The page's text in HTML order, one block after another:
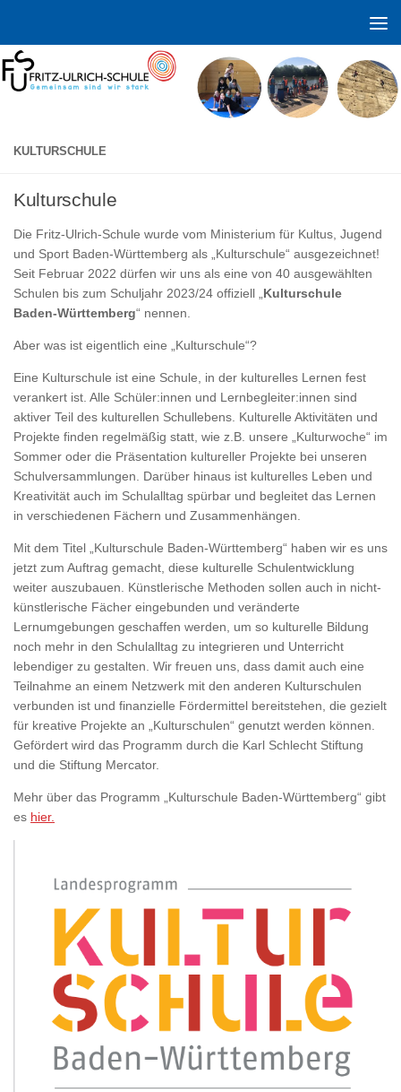
KULTURSCHULE
Kulturschule
Die Fritz-Ulrich-Schule wurde vom Ministerium für Kultus, Jugend
und Sport Baden-Württemberg als „Kulturschule“ ausgezeichnet!
Seit Februar 2022 dürfen wir uns als eine von 40 ausgewählten
Schulen bis zum Schuljahr 2023/24 offiziell „ Kulturschule
Baden-Württemberg“ nennen.
Aber was ist eigentlich eine „Kulturschule“?
Eine Kulturschule ist eine Schule, in der kulturelles Lernen fest
verankert ist. Alle Schüler:innen und Lernbegleiter:innen sind
aktiver Teil des kulturellen Schullebens. Kulturelle Aktivitäten und
Projekte finden regelmäßig statt, wie z.B. unsere „Kulturwoche“ im
Sommer oder die Präsentation kultureller Projekte bei unseren
Schulversammlungen. Darüber hinaus ist kulturelles Leben und
Kreativität auch im Schulalltag spürbar und begleitet das Lernen
in verschiedenen Fächern und Zusammenhängen.
Mit dem Titel „Kulturschule Baden-Württemberg“ haben wir es uns
jetzt zum Auftrag gemacht, diese kulturelle Schulentwicklung
weiter auszubauen. Künstlerische Methoden sollen auch in nicht-
künstlerische Fächer eingebunden und veränderte
Lernumgebungen geschaffen werden, um so kulturelle Bildung
noch mehr in den Schulalltag zu integrieren und Unterricht
lebendiger zu gestalten. Wir freuen uns, dass damit auch eine
Teilnahme an einem Netzwerk mit den anderen Kulturschulen
verbunden ist und finanzielle Fördermittel bereitstehen, die gezielt
für kreative Projekte an „Kulturschulen“ genutzt werden können.
Gefördert wird das Programm durch die Karl Schlecht Stiftung
und die Stiftung Mercator.
Mehr über das Programm „Kulturschule Baden-Württemberg“ gibt
es hier.